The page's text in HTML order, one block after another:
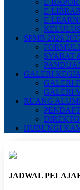
E-
E-
E-
SPMB 2026-
SYARAT
GALERI
GALERI
GALERI
RUANG
HUBUNGI
JADWAL